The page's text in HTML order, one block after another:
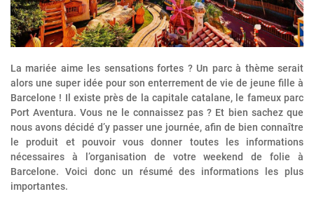
La mariée aime les sensations fortes ? Un parc à thème serait
alors une super idée pour son enterrement de vie de jeune fille à
Barcelone ! Il existe près de la capitale catalane, le fameux parc
Port Aventura. Vous ne le connaissez pas ? Et bien sachez que
nous avons décidé d’y passer une journée, afin de bien connaître
le produit et pouvoir vous donner toutes les informations
nécessaires à l’organisation de votre weekend de folie à
Barcelone. Voici donc un résumé des informations les plus
importantes.